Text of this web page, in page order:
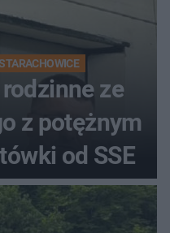
ze
z potężnym
od SSE